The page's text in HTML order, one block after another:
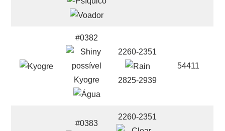
#0382
Kyogre
2260-2351
2825-2939
54411
#0383
2260-2351